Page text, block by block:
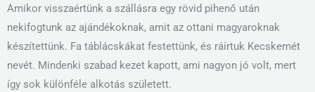
Amikor visszaértünk a szállásra egy rövid pihenő után
nekifogtunk az ajándékoknak, amit az ottani magyaroknak
készítettünk. Fa táblácskákat festettünk, és ráírtuk Kecskemét
nevét. Mindenki szabad kezet kapott, ami nagyon jó volt, mert
így sok különféle alkotás született.